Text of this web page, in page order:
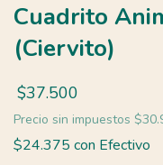
Cuadrito
(Ciervito)
$37.500
Precio sin impuestos
$24.375 con Efectivo